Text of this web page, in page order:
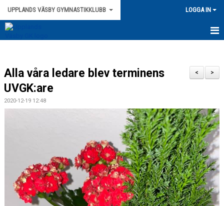
UPPLANDS VÄSBY GYMNASTIKKLUBB LOGGA IN
NYHETER
ANMÄLAN
BARNGYMNASTIK
LÄGER
KIROPRAKTOR
>
<
Alla våra ledare blev terminens
UVGK:are
2020-12-19 12:48